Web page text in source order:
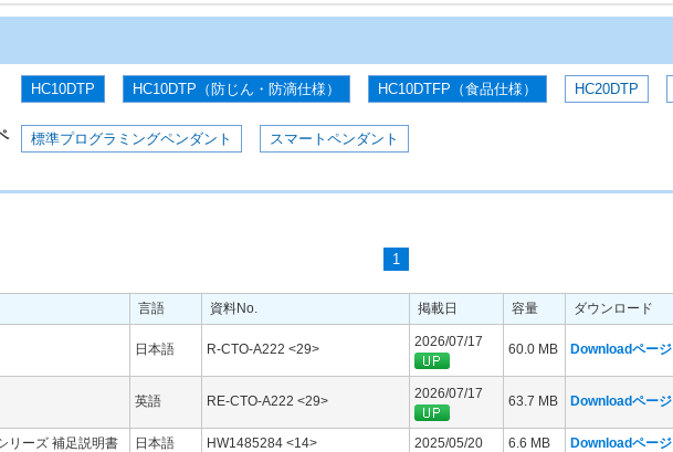
HC10DTP HC10DTP（防じん・防滴仕様） HC10DTFP（食品仕様） HC20DTP
標準プログラミングペンダント スマートペンダント
1
言語 資料No. 掲載日 容量 ダウンロード
日本語 R-CTO-A222 <29> 2026/07/17 60.0 MB Downloadページ
英語 RE-CTO-A222 <29> 2026/07/17 63.7 MB Downloadページ
リーズ 補足説明書 日本語 HW1485284 <14> 2025/05/20 6.6 MB
Downloadページ